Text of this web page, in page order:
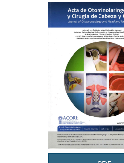
Barra
lateral
artículo